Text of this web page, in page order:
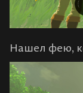
Нашел фею,